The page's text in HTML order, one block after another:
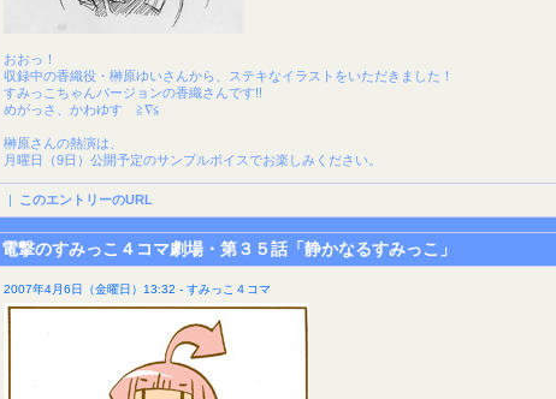
おおっ！
収録中の香織役・榊原ゆいさんから、ステキなイラストをいただきました！
すみっこちゃんバージョンの香織さんです!!
めがっさ、かわゆす ≧∇≦
榊原さんの熱演は、
月曜日（9日）公開予定のサンプルボイスでお楽しみください。
| このエントリーのURL
電撃のすみっこ４コマ劇場・第３５話「静かなるすみっこ」
2007年4月6日（金曜日）13:32 - すみっこ４コマ